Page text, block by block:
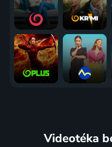
Videotéka